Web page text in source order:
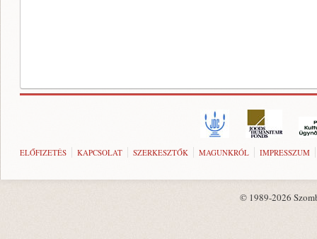
ELŐFIZETÉS KAPCSOLAT SZERKESZTŐK MAGUNKRÓL IMPRESSZUM
© 1989-2026